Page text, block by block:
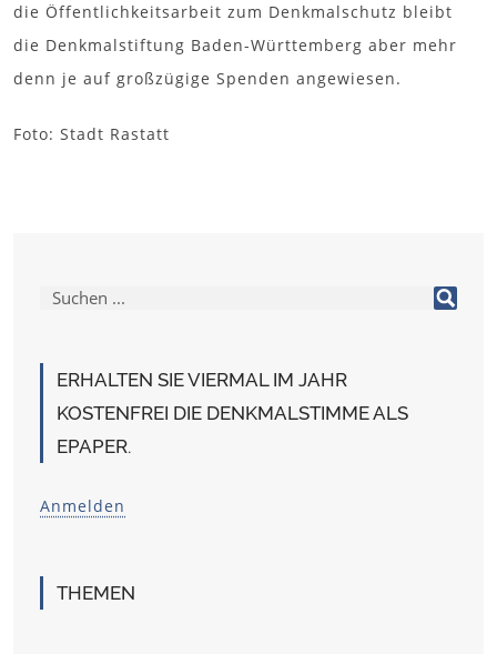
ERHALTEN SIE VIERMAL IM JAHR
KOSTENFREI DIE DENKMALSTIMME ALS
EPAPER.
Anmelden
THEMEN
die Öffentlichkeitsarbeit zum Denkmalschutz bleibt
die Denkmalstiftung Baden-Württemberg aber mehr
denn je auf großzügige Spenden angewiesen.
Foto: Stadt Rastatt